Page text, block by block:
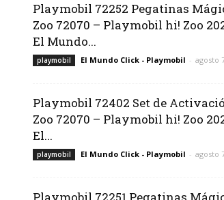
Playmobil 72252 Pegatinas
Zoo 72070 – Playmobil hi! Zoo
El Mundo...
playmobil El Mundo Click - Playmobil - agosto
Playmobil 72402 Set de
Zoo 72070 – Playmobil hi! Zoo
El...
playmobil El Mundo Click - Playmobil - agosto